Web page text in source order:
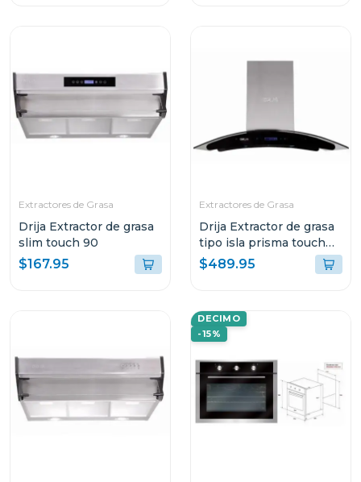
Extractores de Grasa
Drija Extractor de grasa
slim touch 90
$167.95
Extractores de Grasa
Drija Extractor de grasa
tipo isla prisma touch
90
$489.95
DECIMO
-15%